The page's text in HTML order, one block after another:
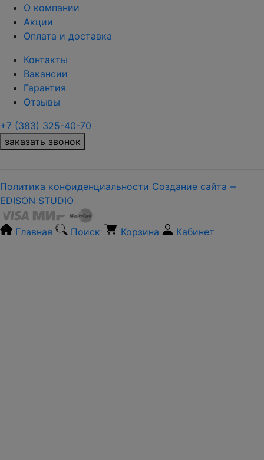
О компании
Акции
Оплата и доставка
Контакты
Вакансии
Гарантия
Отзывы
+7 (383) 325-40-70
заказать звонок
Политика конфиденциальности Создание сайта ‒
EDISON STUDIO
Главная Поиск Корзина Кабинет